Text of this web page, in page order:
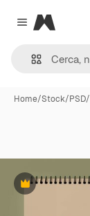
Close menu
Magnific
Home/Stock/PSD/
Premium